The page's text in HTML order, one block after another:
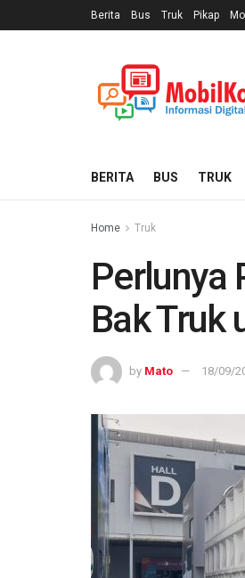
Berita Bus Truk Pikap
BERITA BUS TRUK
Home Truk
Perlunya
Bak Truk
by Mato 18/09/